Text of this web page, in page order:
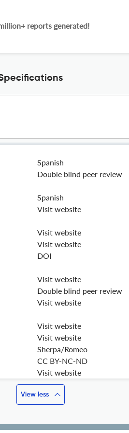
reports generated!
Spanish
Double blind peer review
Spanish
Visit website
Visit website
Visit website
DOI
Visit website
Double blind peer review
Visit website
Visit website
Visit website
Sherpa/Romeo
CC BY-NC-ND
Visit website
View less